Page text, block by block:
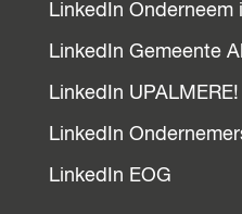
LinkedIn Onderneem
LinkedIn Gemeente
LinkedIn UPALMERE!
LinkedIn
LinkedIn EOG